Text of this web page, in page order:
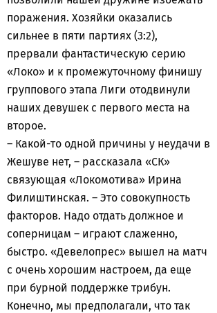
поражения. Хозяйки оказались
сильнее в пяти партиях (3:2),
прервали фантастическую серию
«Локо» и к промежуточному финишу
группового этапа Лиги отодвинули
наших девушек с первого места на
второе.
– Какой-то одной причины у неудачи в
Жешуве нет, – рассказала «СК»
связующая «Локомотива» Ирина
Филиштинская. – Это совокупность
факторов. Надо отдать должное и
соперницам – играют слаженно,
быстро. «Девелопрес» вышел на матч
с очень хорошим настроем, да еще
при бурной поддержке трибун.
Конечно, мы предполагали, что так